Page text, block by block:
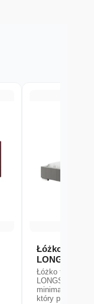
Łóżko
LONGSTON
Łóżko
LONGSTON
który podkreśla